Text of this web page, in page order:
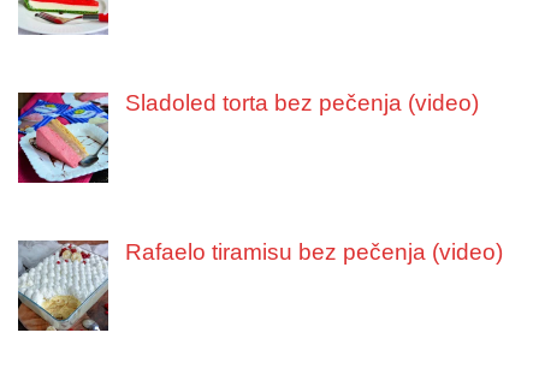
Sladoled torta bez pečenja (video)
Rafaelo tiramisu bez pečenja (video)